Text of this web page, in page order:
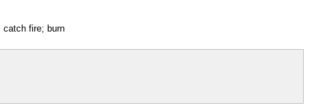
catch fire; burn